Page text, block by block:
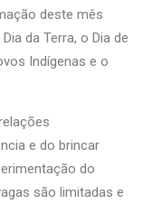
deste mês
da Terra, o Dia de
Indígenas e o
e do brincar
do
são limitadas e